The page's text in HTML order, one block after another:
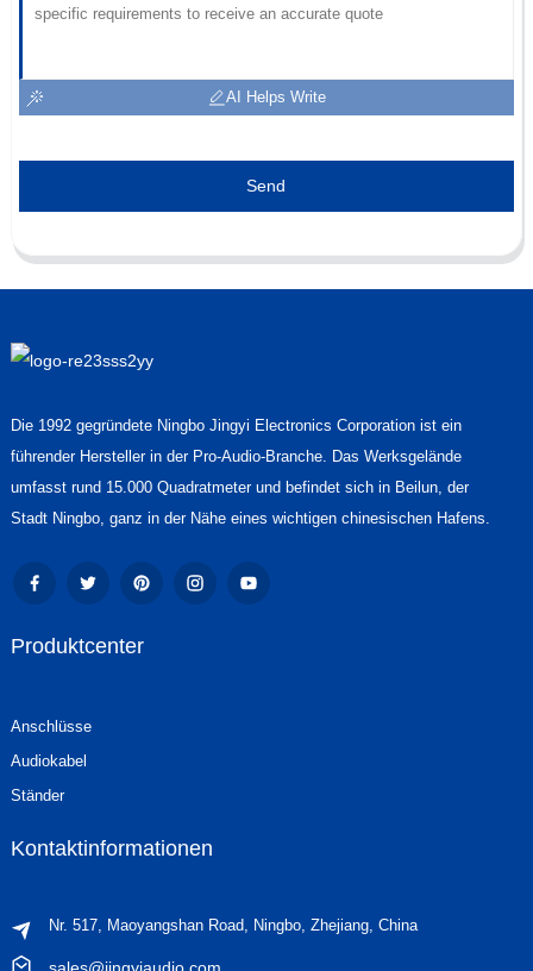
AI Helps Write
Send
Die 1992 gegründete Ningbo Jingyi Electronics Corporation ist ein
führender Hersteller in der Pro-Audio-Branche. Das Werksgelände
umfasst rund 15.000 Quadratmeter und befindet sich in Beilun, der
Stadt Ningbo, ganz in der Nähe eines wichtigen chinesischen Hafens.
Produktcenter
Anschlüsse
Audiokabel
Ständer
Kontaktinformationen
Nr. 517, Maoyangshan Road, Ningbo, Zhejiang, China